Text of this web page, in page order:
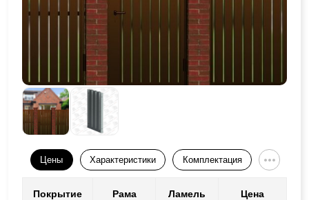
Цены Характеристики Комплектация
Покрытие Рама Ламель Цена